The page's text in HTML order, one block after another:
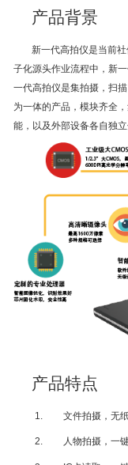
产品背景
新一代高拍仪是当前
子化源头作业流程中，新
一代高拍仪是集拍摄，扫
为一体的产品，模块齐全
能，以及外部设备各自独
产品特点
文件拍摄，无
人物拍摄，一